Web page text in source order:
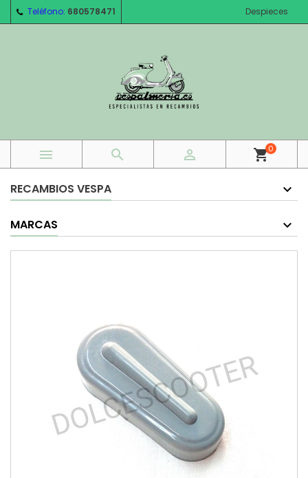
Teléfono: 680578471 Despieces
   shopping_cart0
RECAMBIOS VESPA
MARCAS